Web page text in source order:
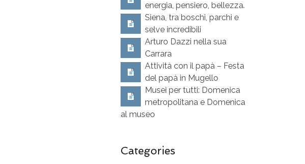
energia, pensiero, bellezza.
Siena, tra boschi, parchi e
selve incredibili
Arturo Dazzi nella sua
Carrara
Attività con il papà – Festa
del papà in Mugello
Musei per tutti: Domenica
metropolitana e Domenica
al museo
Categories